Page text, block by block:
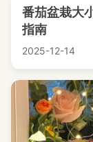
番茄盆栽大
指南
2025-12-14